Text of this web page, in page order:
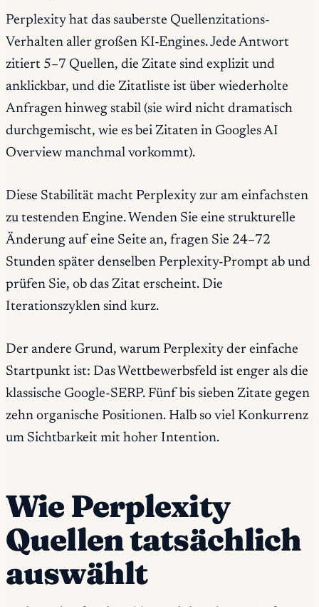
Perplexity hat das sauberste Quellenzitations-
Verhalten aller großen KI-Engines. Jede Antwort
zitiert 5–7 Quellen, die Zitate sind explizit und
anklickbar, und die Zitatliste ist über wiederholte
Anfragen hinweg stabil (sie wird nicht dramatisch
durchgemischt, wie es bei Zitaten in Googles AI
Overview manchmal vorkommt).
Diese Stabilität macht Perplexity zur am einfachsten
zu testenden Engine. Wenden Sie eine strukturelle
Änderung auf eine Seite an, fragen Sie 24–72
Stunden später denselben Perplexity-Prompt ab und
prüfen Sie, ob das Zitat erscheint. Die
Iterationszyklen sind kurz.
Der andere Grund, warum Perplexity der einfache
Startpunkt ist: Das Wettbewerbsfeld ist enger als die
klassische Google-SERP. Fünf bis sieben Zitate gegen
zehn organische Positionen. Halb so viel Konkurrenz
um Sichtbarkeit mit hoher Intention.
Wie Perplexity
Quellen tatsächlich
auswählt